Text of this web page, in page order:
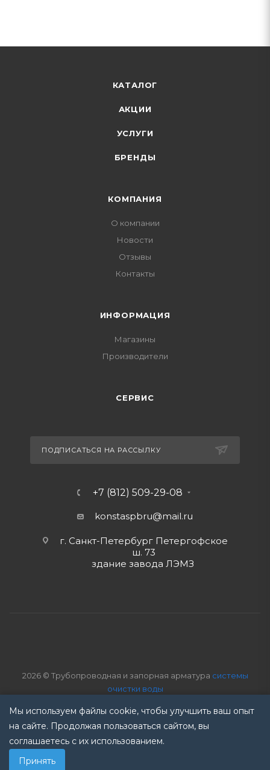
КАТАЛОГ
АКЦИИ
УСЛУГИ
БРЕНДЫ
КОМПАНИЯ
О компании
Новости
Отзывы
Контакты
ИНФОРМАЦИЯ
Магазины
Производители
СЕРВИС
ПОДПИСАТЬСЯ НА РАССЫЛКУ
+7 (812) 509-29-08
konstaspbru@mail.ru
г. Санкт-Петербург Петергофское
ш. 73
здание завода ЛЭМЗ
2026 © Трубопроводная и запорная арматура системы
очистки воды
Политика обработки данныхКомпания оставляет за собой
право вносить изменения без предварительного
уведомления!
Мы используем файлы cookie, чтобы улучшить ваш опыт
на сайте. Продолжая пользоваться сайтом, вы
соглашаетесь с их использованием.
Принять